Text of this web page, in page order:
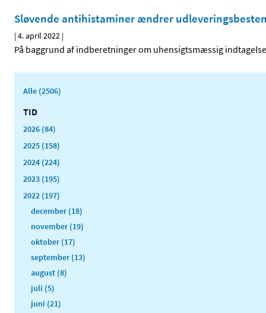
Sløvende antihistaminer ændrer
|4. april 2022 |
På baggrund af indberetninger om uhensigtsmæssig
Alle (2506)
TID
2026 (84)
2025 (158)
2024 (224)
2023 (195)
2022 (197)
december (18)
november (19)
oktober (17)
september (13)
august (8)
juli (5)
juni (21)